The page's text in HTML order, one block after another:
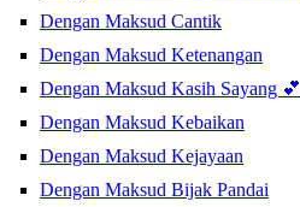
Dengan Maksud Cantik
Dengan Maksud Ketenangan
Dengan Maksud Kasih Sayang 💕
Dengan Maksud Kebaikan
Dengan Maksud Kejayaan
Dengan Maksud Bijak Pandai